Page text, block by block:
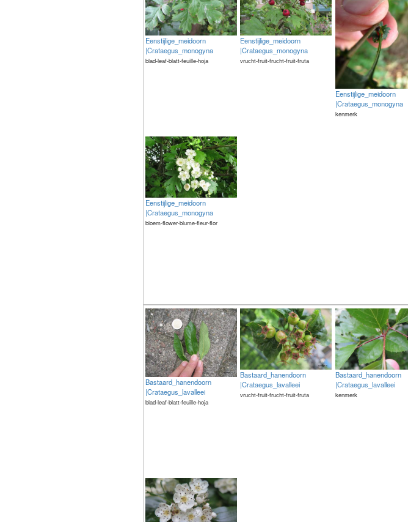
Eenstijlige_meidoorn
|Crataegus_monogyna
blad-leaf-blatt-feuille-hoja
Eenstijlige_meidoorn
|Crataegus_monogyna
vrucht-fruit-frucht-fruit-fruta
Eenstijlige_meidoorn
|Crataegus_monogyna
kenmerk
Eenstijlige_meidoorn
|Crataegus_monogyna
bloem-flower-blume-fleur-flor
Bastaard_hanendoorn
|Crataegus_lavalleei
blad-leaf-blatt-feuille-hoja
Bastaard_hanendoorn
|Crataegus_lavalleei
vrucht-fruit-frucht-fruit-fruta
Bastaard_hanendoorn
|Crataegus_lavalleei
kenmerk